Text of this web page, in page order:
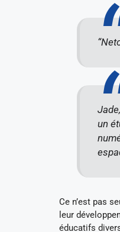
un
Ce n’est pas
leur
éducatifs